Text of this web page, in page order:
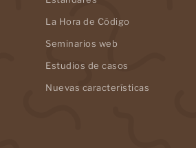
La Hora de Código
Seminarios web
Estudios de casos
Nuevas características